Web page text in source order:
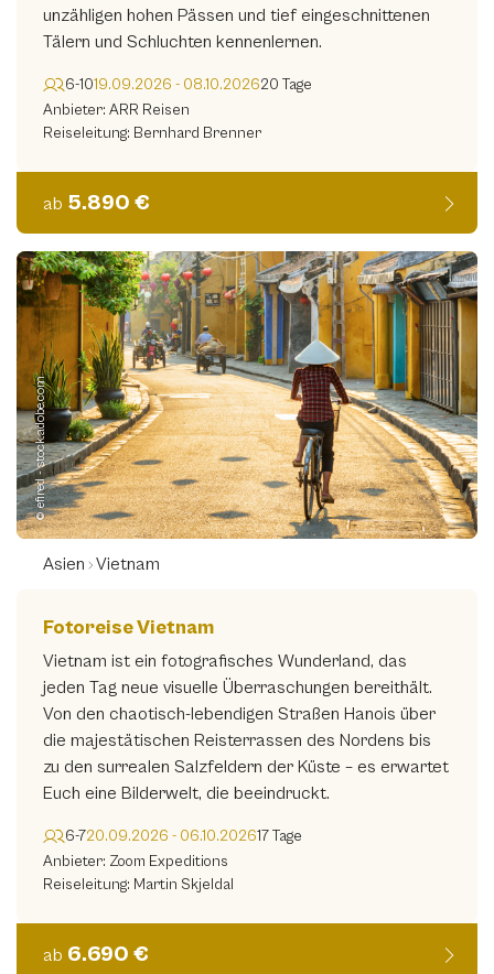
unzähligen hohen Pässen und tief eingeschnittenen
Tälern und Schluchten kennenlernen.
6-1019.09.2026 - 08.10.202620 Tage
Anbieter: ARR Reisen
Reiseleitung: Bernhard Brenner
ab 5.890 €
© efired - stock.adobe.com
Asien Vietnam
Fotoreise Vietnam
Vietnam ist ein fotografisches Wunderland, das
jeden Tag neue visuelle Überraschungen bereithält.
Von den chaotisch-lebendigen Straßen Hanois über
die majestätischen Reisterrassen des Nordens bis
zu den surrealen Salzfeldern der Küste – es erwartet
Euch eine Bilderwelt, die beeindruckt.
6-720.09.2026 - 06.10.202617 Tage
Anbieter: Zoom Expeditions
Reiseleitung: Martin Skjeldal
ab 6.690 €